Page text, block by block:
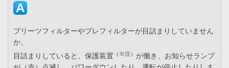
プリーツフィルターやプレフィルターが目詰まりしていません
か。
目詰まりしていると、保護装置 （※注） が働き、お知らせランプ